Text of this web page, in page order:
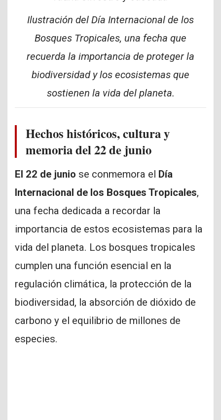
Ilustración del Día Internacional de los
Bosques Tropicales, una fecha que
recuerda la importancia de proteger la
biodiversidad y los ecosistemas que
sostienen la vida del planeta.
Hechos históricos, cultura y
memoria del 22 de junio
El 22 de junio se conmemora el Día
Internacional de los Bosques Tropicales,
una fecha dedicada a recordar la
importancia de estos ecosistemas para la
vida del planeta. Los bosques tropicales
cumplen una función esencial en la
regulación climática, la protección de la
biodiversidad, la absorción de dióxido de
carbono y el equilibrio de millones de
especies.